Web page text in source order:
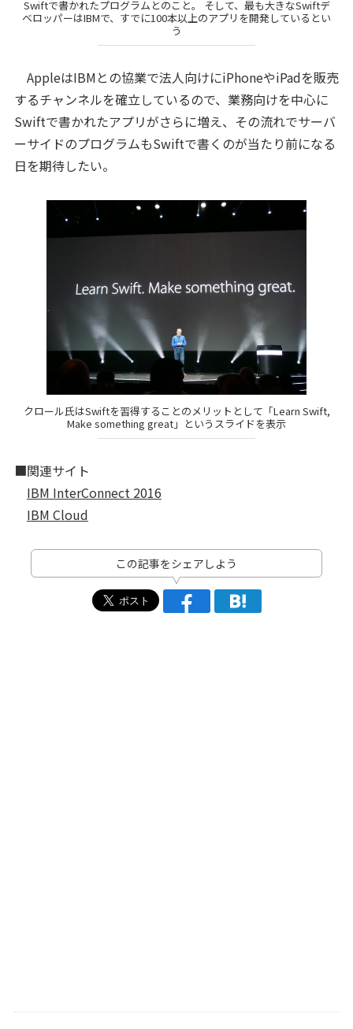
Swiftで書かれたプログラムとのこと。 そして、最も大きなSwiftデ
ベロッパーはIBMで、すでに100本以上のアプリを開発しているとい
う
AppleはIBMとの協業で法人向けにiPhoneやiPadを販売
するチャンネルを確立しているので、業務向けを中心に
Swiftで書かれたアプリがさらに増え、その流れでサーバ
ーサイドのプログラムもSwiftで書くのが当たり前になる
日を期待したい。
クロール氏はSwiftを習得することのメリットとして「Learn Swift,
Make something great」というスライドを表示
■関連サイト
IBM InterConnect 2016
IBM Cloud
この記事をシェアしよう